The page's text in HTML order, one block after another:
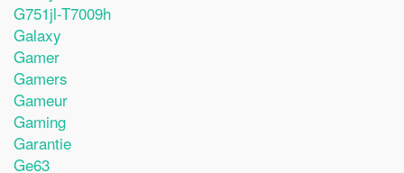
G751jl-T7009h
Galaxy
Gamer
Gamers
Gameur
Gaming
Garantie
Ge63